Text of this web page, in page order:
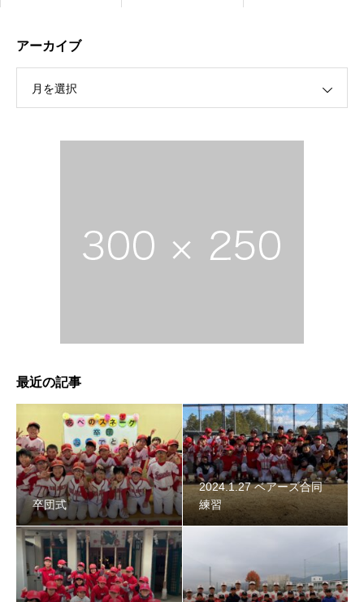
2024.1.27 ベアーズ合同練習
アーカイブ
月を選択
最近の記事
卒団式
2024.1.27 ベアーズ合同
練習